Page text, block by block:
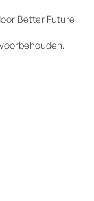
Better Future